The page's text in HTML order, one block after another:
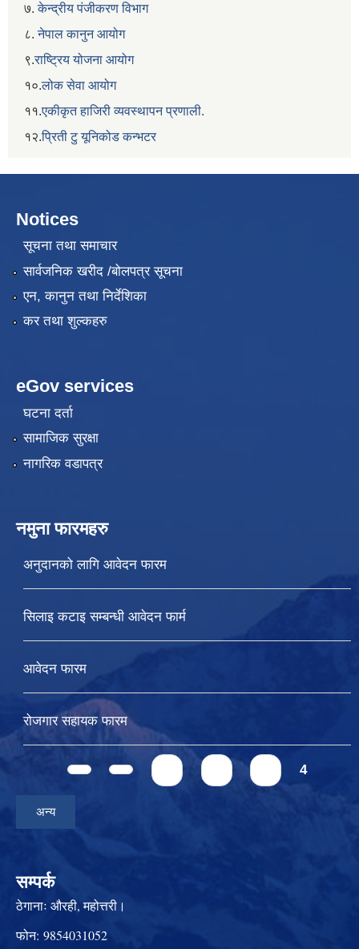
७.केन्द्रीय पंजीकरण विभाग
८.नेपाल कानुन आयोग
९.राष्ट्रिय योजना आयोग
१०.लोक सेवा आयोग
११.एकीकृत हाजिरी व्यवस्थापन प्रणाली.
१२.प्रिती टु यूनिकोड कन्भटर
Notices
सूचना तथा समाचार
सार्वजनिक खरीद /बोलपत्र सूचना
एन, कानुन तथा निर्देशिका
कर तथा शुल्कहरु
eGov services
घटना दर्ता
सामाजिक सुरक्षा
नागरिक वडापत्र
नमुना फारमहरु
अनुदानको लागि आवेदन फारम
सिलाइ कटाइ सम्बन्धी आवेदन फार्म
आवेदन फारम
रोजगार सहायक फारम
Pages 4
अन्य
सम्पर्क
ठेगानाः औरही, महोत्तरी।
फोन: 9854031052